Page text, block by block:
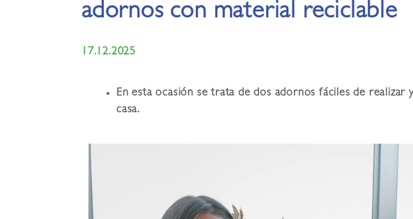
adornos con material reciclable
17.12.2025
En esta ocasión se trata de dos adornos fáciles de realizar
casa.